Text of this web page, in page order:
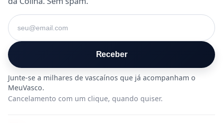
Seu e-mail
Receber
Cancelamento com um clique, quando quiser.